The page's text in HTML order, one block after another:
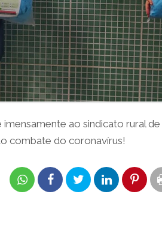
ao sindicato rural
combate do coronavírus!